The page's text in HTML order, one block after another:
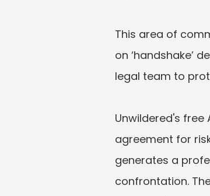
This area of
on ‘handshake’
legal team to
Unwildered's
agreement for
generates a
confrontation.